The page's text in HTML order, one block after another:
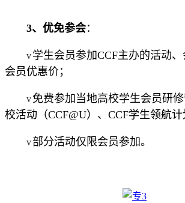
3、 优免参会：
v学生会员参加CCF主办的活动
会员优惠价；
v免费参加当地高校学生会员研
校活动（CCF@U）、CCF学生领航计
v部分活动仅限会员参加。